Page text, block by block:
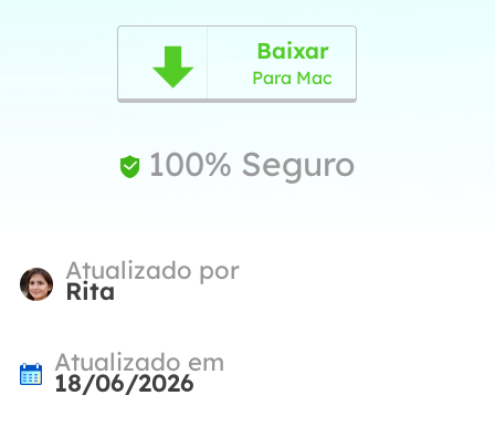
 Baixar
Para Mac
 100% Seguro
Atualizado por
Rita
Atualizado em
18/06/2026